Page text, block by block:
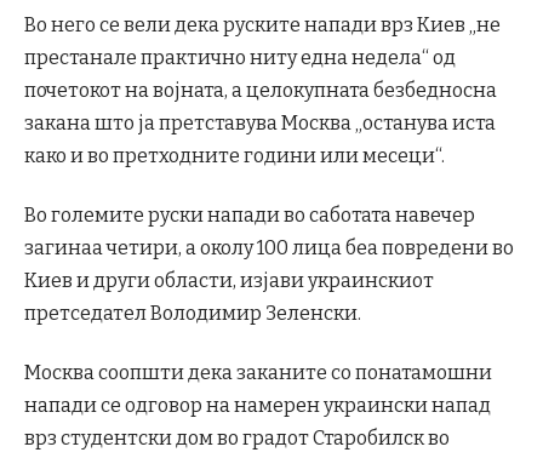
Во него се вели дека руските напади врз Киев „не
престанале практично ниту една недела“ од
почетокот на војната, а целокупната безбедносна
закана што ја претставува Москва „останува иста
како и во претходните години или месеци“.
Во големите руски напади во саботата навечер
загинаа четири, а околу 100 лица беа повредени во
Киев и други области, изјави украинскиот
претседател Володимир Зеленски.
Москва соопшти дека заканите со понатамошни
напади се одговор на намерен украински напад
врз студентски дом во градот Старобилск во